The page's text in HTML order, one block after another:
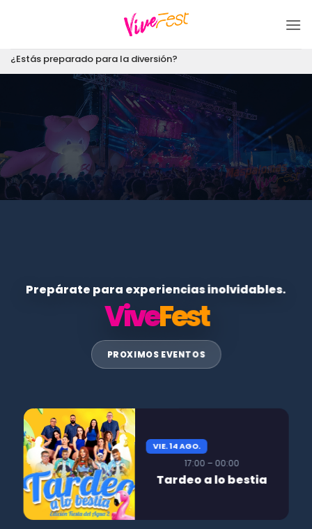
¿Estás preparado para la diversión?
Prepárate para experiencias inolvidables.
ViveFest
PROXIMOS EVENTOS
VIE. 14 AGO.
17:00 – 00:00
Tardeo a lo bestia